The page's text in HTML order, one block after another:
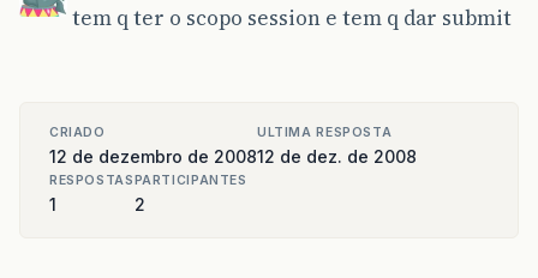
tem q ter o scopo session e tem q dar submit
CRIADO
12 de dezembro de 2008
ULTIMA RESPOSTA
12 de dez. de 2008
RESPOSTAS
1
PARTICIPANTES
2